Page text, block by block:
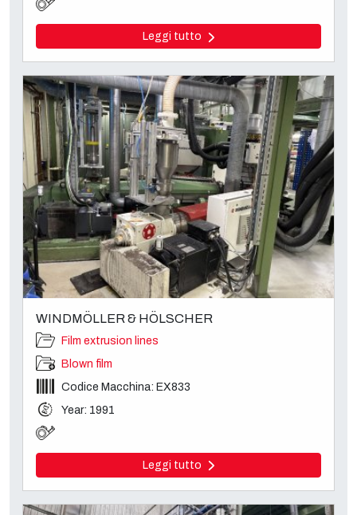
Leggi tutto
WINDMÖLLER & HÖLSCHER
Film extrusion lines
Blown film
Codice Macchina: EX833
Year: 1991
Leggi tutto